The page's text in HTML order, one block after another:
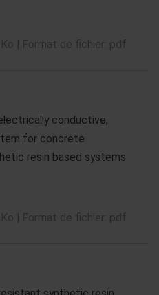
conductive,
for concrete
resin based systems